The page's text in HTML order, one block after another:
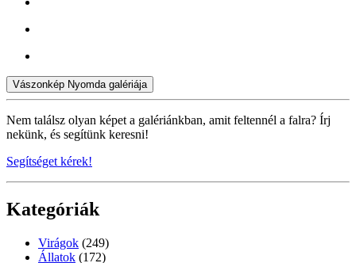
Vászonkép Nyomda galériája
Nem találsz olyan képet a galériánkban, amit feltennél a falra? Írj
nekünk, és segítünk keresni!
Segítséget kérek!
Kategóriák
Virágok (249)
Állatok (172)